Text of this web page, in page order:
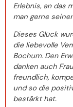
Erlebnis, an das
man gerne
Dieses Glück
die liebevolle
Bochum. Den
danken auch
freundlich,
und so die
bestärkt hat.